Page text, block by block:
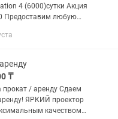
4 (6000)сутки Акция
достаточно
₸
прокат / аренду Сдаем
ЯРКИЙ проектор
качеством